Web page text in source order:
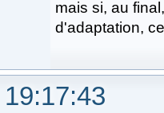
mais si, au
d'adaptation,